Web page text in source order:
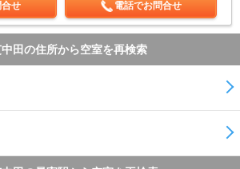
合せ 電話でお問合せ
田の住所から空室を再検索